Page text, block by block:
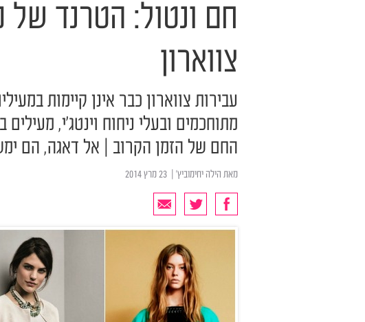
חם ונטול: הטרנד של
צווארון
עבירות צווארון כבר אינן קיימות
מתוחכמים ובעלי ניחוח וינטג'י,
החם של הזמן הקרוב | אל דאגה, הם
מאת הילה יחימוביץ'